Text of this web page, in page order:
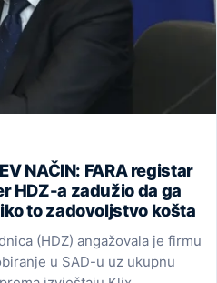
NAČIN: FARA registar
HDZ-a zadužio da ga
to zadovoljstvo košta
(HDZ) angažovala je firmu
u SAD-u uz ukupnu